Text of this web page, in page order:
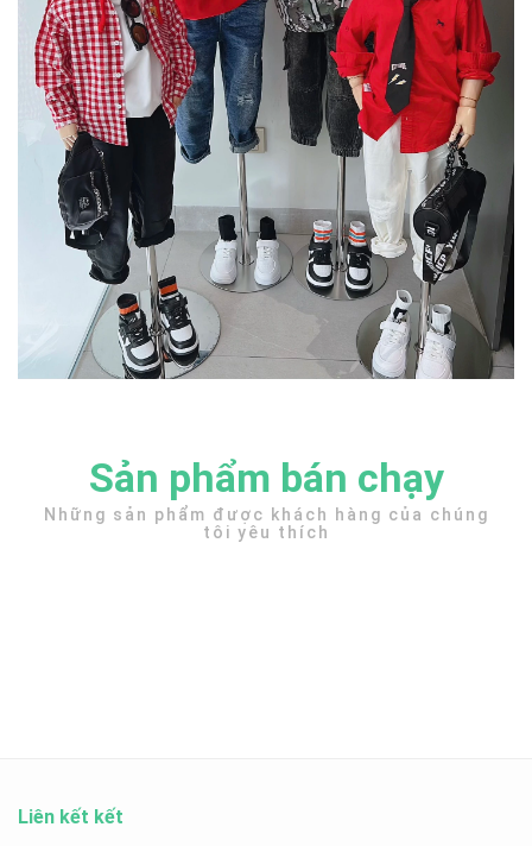
Sản phẩm bán chạy
Những sản phẩm được khách hàng của chúng
tôi yêu thích
Liên kết kết